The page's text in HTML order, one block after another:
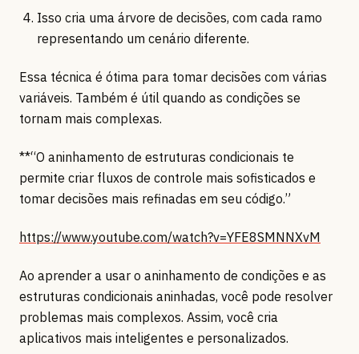
Isso cria uma árvore de decisões, com cada ramo
representando um cenário diferente.
Essa técnica é ótima para tomar decisões com várias
variáveis. Também é útil quando as condições se
tornam mais complexas.
**“O aninhamento de estruturas condicionais te
permite criar fluxos de controle mais sofisticados e
tomar decisões mais refinadas em seu código.”
https://www.youtube.com/watch?v=YFE8SMNNXvM
Ao aprender a usar o aninhamento de condições e as
estruturas condicionais aninhadas, você pode resolver
problemas mais complexos. Assim, você cria
aplicativos mais inteligentes e personalizados.